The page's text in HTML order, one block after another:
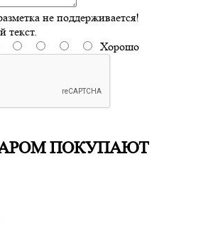
не поддерживается!
текст.
Хорошо
ПОКУПАЮТ